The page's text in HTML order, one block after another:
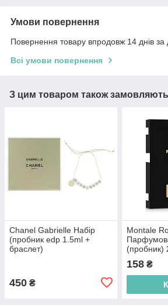
Умови повернення
Повернення товару впродовж 14 днів за
Всі умови повернення
З цим товаром також замовляють
Chanel Gabrielle Набір
(пробник edp 1.5ml +
браслет)
450 ₴
Montale
(пробник)
158₴